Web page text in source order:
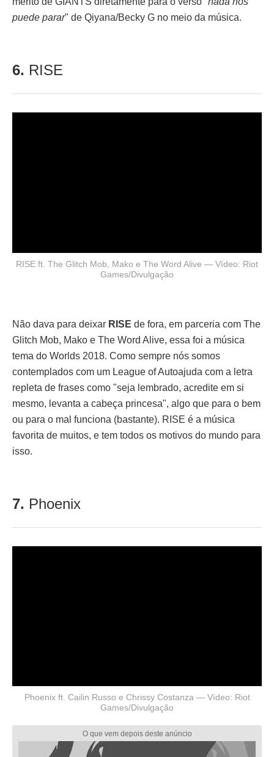
puede parar" de Qiyana/Becky G no meio da música.
6. RISE
RISE ft. The Glitch Mob, Mako e The Word Alive — Vídeo: Riot
Games/Divulgação
Não dava para deixar RISE de fora, em parceria com The
Glitch Mob, Mako e The Word Alive, essa foi a música
tema do Worlds 2018. Como sempre nós somos
contemplados com um League of Autoajuda com a letra
repleta de frases como "seja lembrado, acredite em si
mesmo, levanta a cabeça princesa", algo que para o bem
ou para o mal funciona (bastante). RISE é a música
favorita de muitos, e tem todos os motivos do mundo para
isso.
7. Phoenix
Phoenix ft. Cailin Russo e Chrissy Costanza — Vídeo: Riot
Games/Divulgação